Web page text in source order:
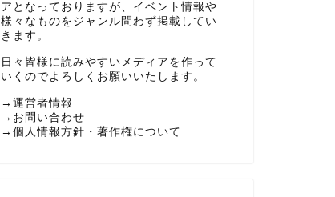
アとなっておりますが、イベント情報や
様々なものをジャンル問わず掲載してい
きます。
日々皆様に読みやすいメディアを作って
いくのでよろしくお願いいたします。
→ 運営者情報
→ お問い合わせ
→ 個人情報方針・著作権について